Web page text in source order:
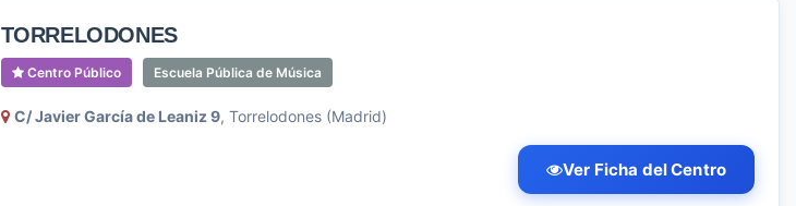
TORRELODONES
Centro Público Escuela Pública de Música
C/ Javier García de Leaniz 9, Torrelodones (Madrid)
Ver Ficha del Centro